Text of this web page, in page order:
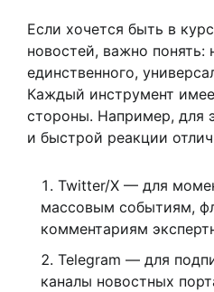
Если хочется быть в
новостей, важно понять:
единственного,
Каждый инструмент
стороны. Например, для
и быстрой реакции
Twitter/X — для
массовым событиям,
комментариям
Telegram — для
каналы новостных